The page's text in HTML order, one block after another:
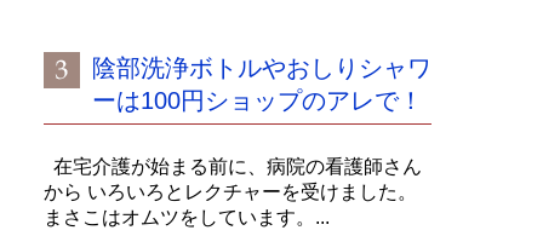
陰部洗浄ボトルやおしりシャワ
ーは100円ショップのアレで！
在宅介護が始まる前に、病院の看護師さん
から いろいろとレクチャーを受けました。
まさこはオムツをしています。...